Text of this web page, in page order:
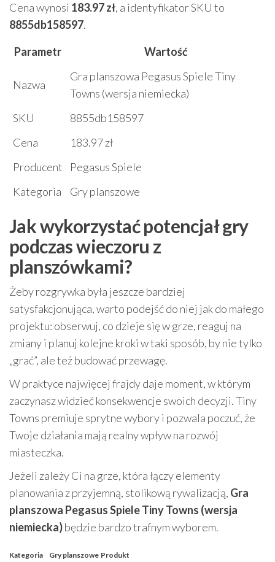
Cena wynosi 183.97 zł, a identyfikator SKU to
8855db158597.
Parametr
Wartość
Nazwa
Gra planszowa Pegasus Spiele Tiny
Towns (wersja niemiecka)
SKU
8855db158597
Cena
183.97 zł
Producent
Pegasus Spiele
Kategoria
Gry planszowe
Jak wykorzystać potencjał gry
podczas wieczoru z
planszówkami?
Żeby rozgrywka była jeszcze bardziej
satysfakcjonująca, warto podejść do niej jak do małego
projektu: obserwuj, co dzieje się w grze, reaguj na
zmiany i planuj kolejne kroki w taki sposób, by nie tylko
„grać”, ale też budować przewagę.
W praktyce najwięcej frajdy daje moment, w którym
zaczynasz widzieć konsekwencje swoich decyzji. Tiny
Towns premiuje sprytne wybory i pozwala poczuć, że
Twoje działania mają realny wpływ na rozwój
miasteczka.
Jeżeli zależy Ci na grze, która łączy elementy
planowania z przyjemną, stolikową rywalizacją, Gra
planszowa Pegasus Spiele Tiny Towns (wersja
niemiecka)będzie bardzo trafnym wyborem.
Kategoria Gry planszowe Produkt